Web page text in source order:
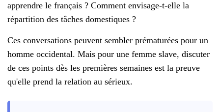
apprendre le français ? Comment envisage-t-elle la
répartition des tâches domestiques ?
Ces conversations peuvent sembler prématurées pour un
homme occidental. Mais pour une femme slave, discuter
de ces points dès les premières semaines est la preuve
qu'elle prend la relation au sérieux.